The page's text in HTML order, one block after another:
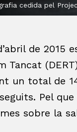
cedida pel
d’abril de
Tancat
un total de
Pel
sobre la